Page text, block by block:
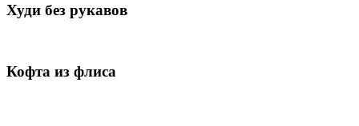
Худи без рукавов
Кофта из флиса